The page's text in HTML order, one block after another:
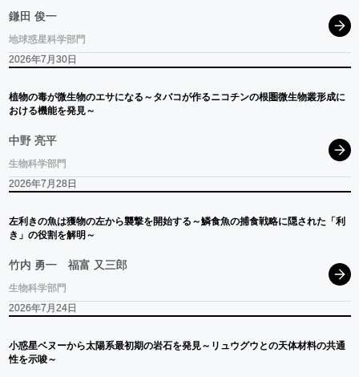
鎌田 俊一
地球惑星科学部門
2026年7月30日
植物の毒が微生物のエサになる ～ タバコが作るニコチンの根圏微生物叢形成に
おける機能を発見～
中野 亮平
生物科学部門
2026年7月28日
左利きの魚は獲物の左から襲撃を開始する ～鱗食魚の捕食戦略に隠された 「利
き」 の役割を解明 ～
竹内 勇一 福富 又三郎
生物科学部門
2026年7月24日
小惑星ベヌーから太陽系最初期の岩石を発見～ リュウグウ との天体材料の共通
性を示唆～